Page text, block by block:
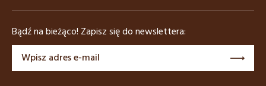
Bądź na bieżąco! Zapisz się do newslettera: